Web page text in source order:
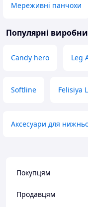
Мереживні панчохи
Популярні
Candy hero Leg
Softline Felisiya
Аксесуари для
Покупцям
Продавцям